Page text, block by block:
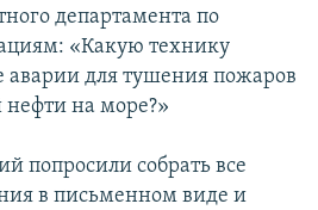
департамента по
«Какую технику
аварии для тушения пожаров
нефти на море?»
попросили собрать все
в письменном виде и